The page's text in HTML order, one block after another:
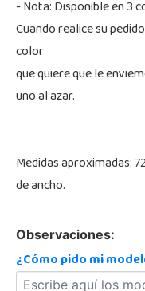
- Nota: Disponible en 3
Cuando realice su
color
que quiere que le
uno al azar.
Medidas aproximadas:
de ancho.
Observaciones:
¿Cómo pido mi